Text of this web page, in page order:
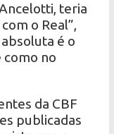
teria
o Real”,
é o
como no
da CBF
publicadas